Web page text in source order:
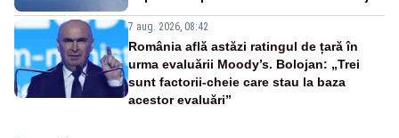
7 aug. 2026, 08:42
România află astăzi ratingul de țară în
urma evaluării Moody’s. Bolojan: „Trei
sunt factorii-cheie care stau la baza
acestor evaluări”